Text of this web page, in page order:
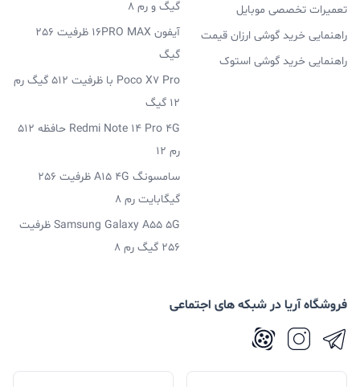
تعمیرات تخصصی موبایل
راهنمایی خرید گوشی ارزان قیمت
راهنمایی خرید گوشی استوک
گیگ و رم 8
آیفون 16PRO MAX ظرفیت 256
گیگ
Poco X7 Pro با ظرفیت 512 گیگ رم
12 گیگ
Redmi Note 14 Pro 4G حافظه 512
رم 12
سامسونگ A15 4G ظرفیت 256
گیگابایت رم 8
Samsung Galaxy A55 5G ظرفیت
256 گیگ رم 8
فروشگاه آریا در شبکه های اجتماعی